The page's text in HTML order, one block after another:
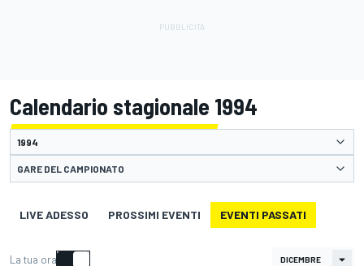
Calendario stagionale 1994
GARE DEL CAMPIONATO
LIVE ADESSO PROSSIMI EVENTI EVENTI PASSATI
La tua ora